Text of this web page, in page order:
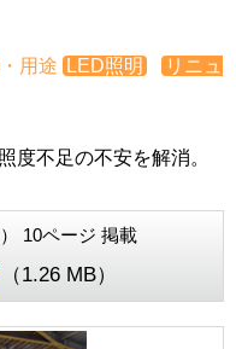
用途 LED照明
リニュ
度不足の不安を解消。
10ページ 掲載
（1.26 MB）